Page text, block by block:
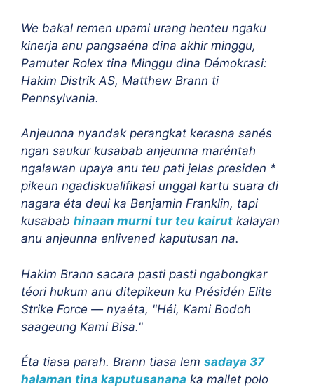
We bakal remen upami urang henteu ngaku
kinerja anu pangsaéna dina akhir minggu,
Pamuter Rolex tina Minggu dina Démokrasi:
Hakim Distrik AS, Matthew Brann ti
Pennsylvania.
Anjeunna nyandak perangkat kerasna sanés
ngan saukur kusabab anjeunna maréntah
ngalawan upaya anu teu pati jelas presiden *
pikeun ngadiskualifikasi unggal kartu suara di
nagara éta deui ka Benjamin Franklin, tapi
kusabab hinaan murni tur teu kairut kalayan
anu anjeunna enlivened kaputusan na.
Hakim Brann sacara pasti pasti ngabongkar
téori hukum anu ditepikeun ku Présidén Elite
Strike Force — nyaéta, "Héi, Kami Bodoh
saageung Kami Bisa."
Éta tiasa parah. Brann tiasa lem sadaya 37
halaman tina kaputusanana ka mallet polo